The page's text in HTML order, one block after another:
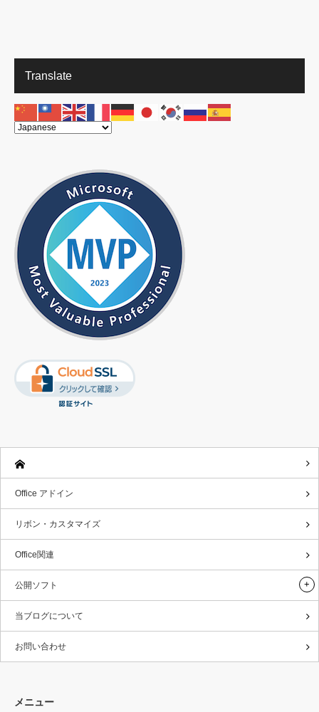
Translate
Office アドイン
リボン・カスタマイズ
Office関連
公開ソフト
当ブログについて
お問い合わせ
メニュー